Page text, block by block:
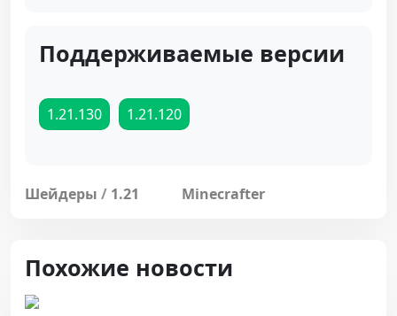
Поддерживаемые версии
1.21.130 1.21.120
Шейдеры / 1.21 Minecrafter
Похожие новости